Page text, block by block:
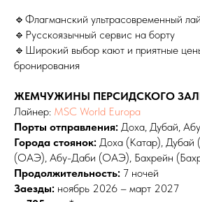
🔹Флагманский ультрасовременный
🔹Русскоязычный сервис на борту
🔹Широкий выбор кают и приятные
бронирования
ЖЕМЧУЖИНЫ ПЕРСИДСКОГО
Лайнер: MSC World Europa
Порты отправления: Доха, Дубай,
Города стоянок: Доха (Катар),
(ОАЭ), Абу-Даби (ОАЭ), Бахрейн
Продолжительность: 7 ночей
Заезды: ноябрь 2026 – март 2027